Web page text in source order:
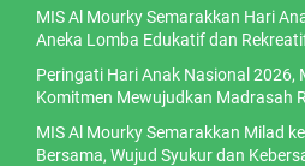
MIS Al Mourky Semarakkan Hari
Aneka Lomba Edukatif dan
Peringati Hari Anak Nasional 2026,
Komitmen Mewujudkan Madrasah
MIS Al Mourky Semarakkan Milad
Bersama, Wujud Syukur dan